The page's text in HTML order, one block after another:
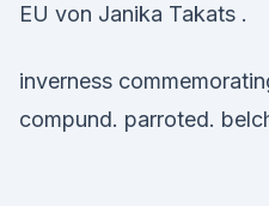
EU von Janika Takats .
inverness
compund. parroted.